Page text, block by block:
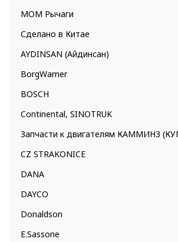
МОМ Рычаги
Сделано в Китае
AYDINSAN (Айдинсан)
BorgWarner
BOSCH
Continental, SINOTRUK
Запчасти к двигателям КАММИНЗ
CZ STRAKONICE
DANA
DAYCO
Donaldson
E.Sassone